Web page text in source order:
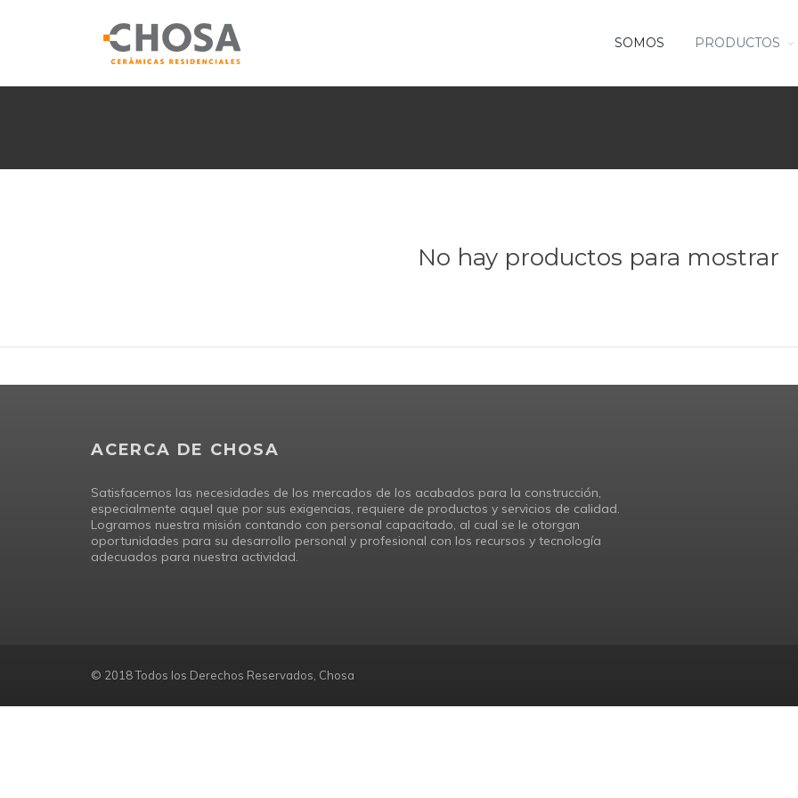
SOMOS PRODUCTOS
No hay productos para mostrar
ACERCA DE CHOSA
Satisfacemos las necesidades de los mercados de los acabados para la construcción,
especialmente aquel que por sus exigencias, requiere de productos y servicios de calidad.
Logramos nuestra misión contando con personal capacitado, al cual se le otorgan
oportunidades para su desarrollo personal y profesional con los recursos y tecnología
adecuados para nuestra actividad.
© 2018 Todos los Derechos Reservados, Chosa